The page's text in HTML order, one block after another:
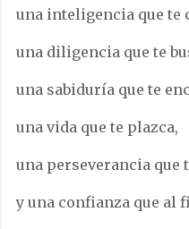
una inteligencia que te
una diligencia que te
una sabiduría que te
una vida que te plazca,
una perseverancia que
y una confianza que al